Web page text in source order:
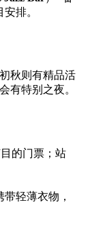
排。
秋则有精品活
有特别之夜。
的门票；站
轻薄衣物，